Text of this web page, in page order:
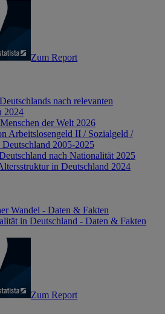
Zum Report
nach relevanten
2024
der Welt 2026
Arbeitslosengeld II / Sozialgeld /
2005-2025
nach Nationalität 2025
in Deutschland 2024
Wandel - Daten & Fakten
in Deutschland - Daten & Fakten
Zum Report